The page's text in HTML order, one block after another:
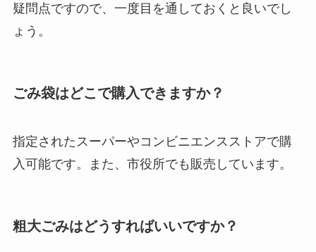
疑問点ですので、一度目を通しておくと良いでし
ょう。
ごみ袋はどこで購入できますか？
指定されたスーパーやコンビニエンスストアで購
入可能です。また、市役所でも販売しています。
粗大ごみはどうすればいいですか？